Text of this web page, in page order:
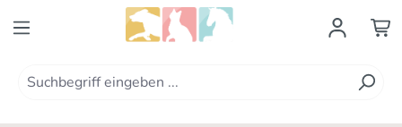
Zum Hauptinhalt springen